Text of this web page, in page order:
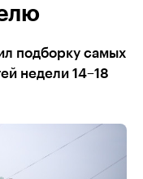
подборку самых
недели 14–18